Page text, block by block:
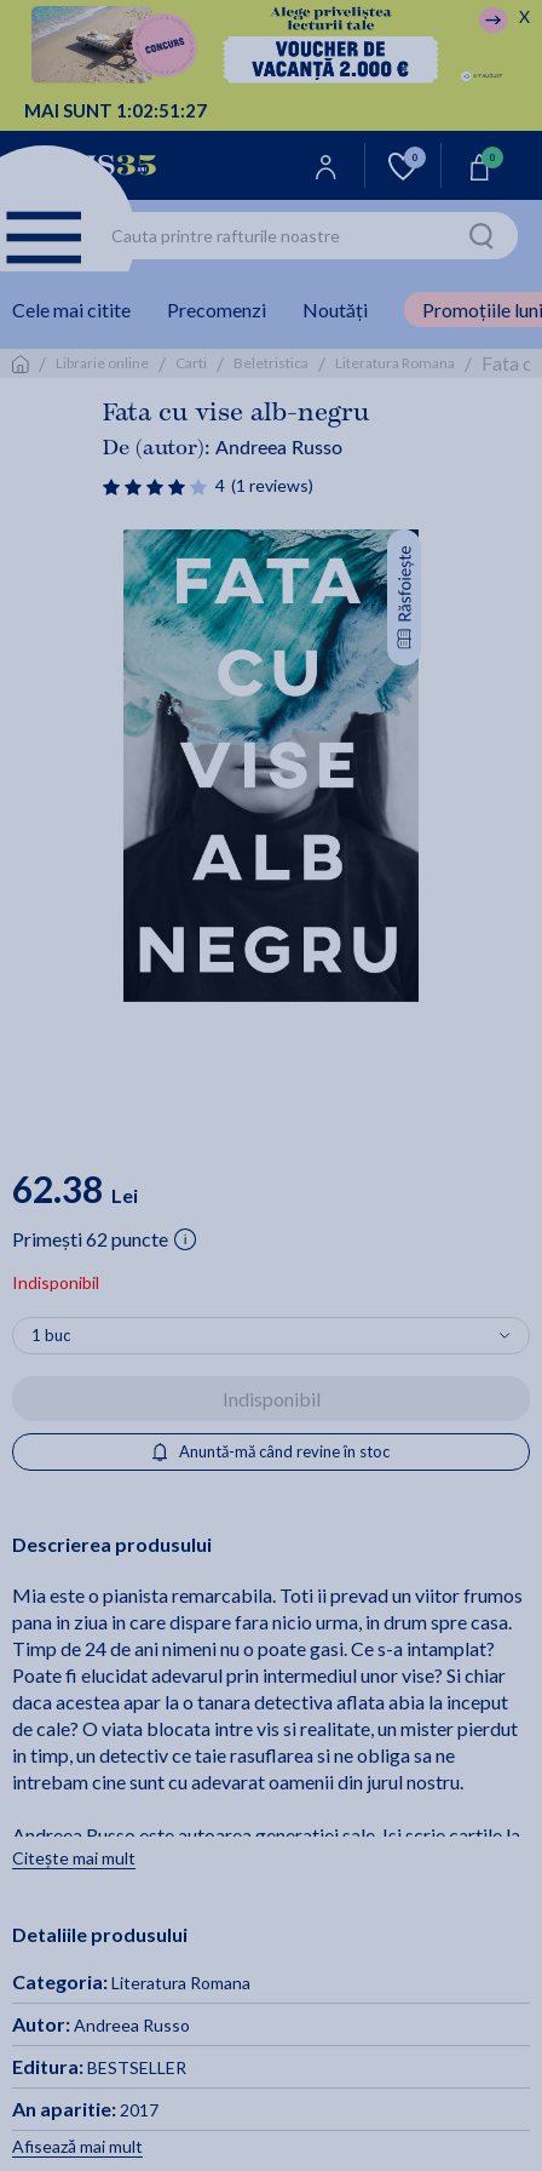
MAI SUNT 1:02:51:27
X
0 0
Cele mai citite Precomenzi Noutăți Promoțiile
/ Librarie online / Carti / Beletristica / Literatura Romana / Fata
Fata cu vise alb-negru
De (autor): Andreea Russo
4 (1 reviews)
62.38 Lei
Primești 62 puncte
Indisponibil
Indisponibil
Anuntă-mă când revine în stoc
Descrierea produsului
Mia este o pianista remarcabila. Toti ii prevad un viitor frumos
pana in ziua in care dispare fara nicio urma, in drum spre casa.
Timp de 24 de ani nimeni nu o poate gasi. Ce s-a intamplat?
Poate fi elucidat adevarul prin intermediul unor vise? Si chiar
daca acestea apar la o tanara detectiva aflata abia la inceput
de cale? O viata blocata intre vis si realitate, un mister pierdut
in timp, un detectiv ce taie rasuflarea si ne obliga sa ne
intrebam cine sunt cu adevarat oamenii din jurul nostru.
Andreea Russo este autoarea generatiei sale. Isi scrie cartile la
calculator si telefonul mobil. Comunica pe Facebook cu
Premiului Nobel pentru Literatura. A debutat cu trilogia
Volumul I al trilogiei a fost premiat la Salonul International de
Carte pentru Copii si Tineret din Chisinau, editia a XX-a.
Fragment din cartea "Fata cu vise alb-negru" de Andreea
Russo:
„Stiti de ce oamenii se supara cand ii abandonati? Din motiv ca
Citește mai mult
Detaliile produsului
Categoria:Literatura Romana
Autor:Andreea Russo
Editura:BESTSELLER
An aparitie: 2017
Afisează mai mult